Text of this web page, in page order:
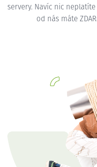
servery. Navíc nic
od nás máte